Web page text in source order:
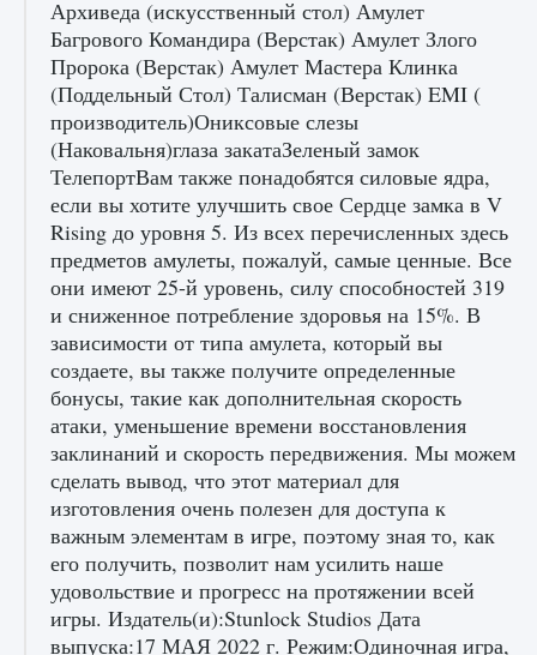
Архиведа (искусственный стол) Амулет
Багрового Командира (Верстак) Амулет Злого
Пророка (Верстак) Амулет Мастера Клинка
(Поддельный Стол) Талисман (Верстак) EMI (
производитель)Ониксовые слезы
(Наковальня)глаза закатаЗеленый замок
ТелепортВам также понадобятся силовые ядра,
если вы хотите улучшить свое Сердце замка в V
Rising до уровня 5. Из всех перечисленных здесь
предметов амулеты, пожалуй, самые ценные. Все
они имеют 25-й уровень, силу способностей 319
и сниженное потребление здоровья на 15%. В
зависимости от типа амулета, который вы
создаете, вы также получите определенные
бонусы, такие как дополнительная скорость
атаки, уменьшение времени восстановления
заклинаний и скорость передвижения. Мы можем
сделать вывод, что этот материал для
изготовления очень полезен для доступа к
важным элементам в игре, поэтому зная то, как
его получить, позволит нам усилить наше
удовольствие и прогресс на протяжении всей
игры. Издатель(и):Stunlock Studios Дата
выпуска:17 МАЯ 2022 г. Режим:Одиночная игра,